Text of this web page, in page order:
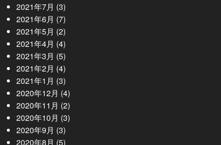
2021年7月 (3)
2021年6月 (7)
2021年5月 (2)
2021年4月 (4)
2021年3月 (5)
2021年2月 (4)
2021年1月 (3)
2020年12月 (4)
2020年11月 (2)
2020年10月 (3)
2020年9月 (3)
2020年8月 (5)